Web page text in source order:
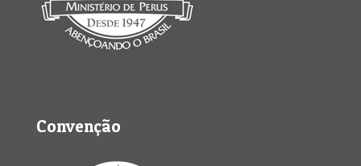
Convenção